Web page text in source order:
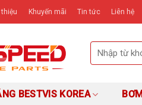
Khuyến mãi Tin tức Liên hệ
BESTVIS KOREA